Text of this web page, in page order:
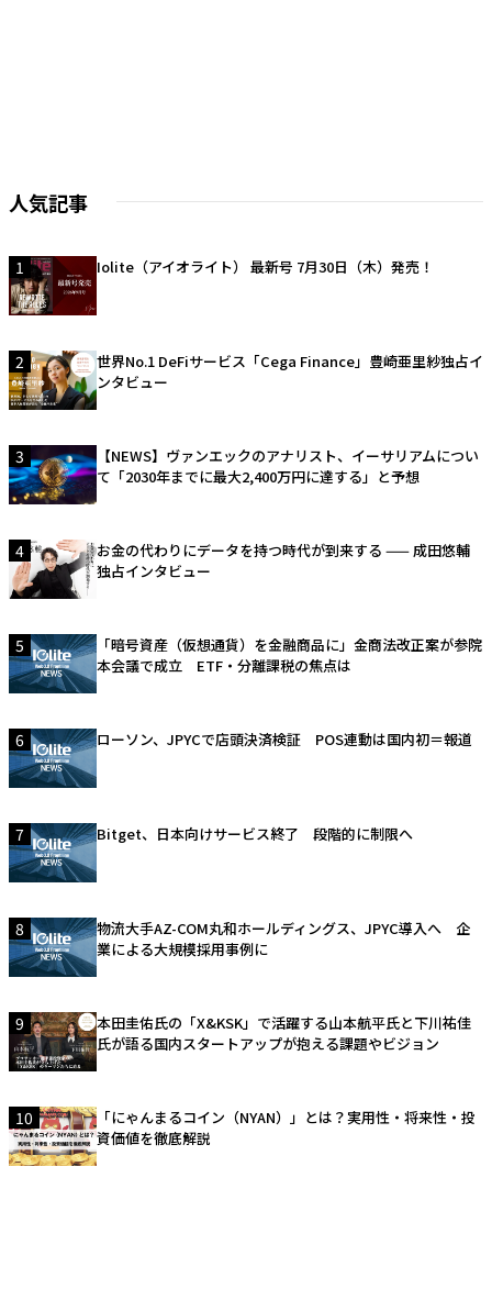
人気記事
1 Iolite（アイオライト） 最新号 7月30日（木）発売！
2
世界No.1 DeFiサービス「Cega Finance」豊崎亜里紗独占イ
ンタビュー
3
【NEWS】ヴァンエックのアナリスト、イーサリアムについ
て「2030年までに最大2,400万円に達する」と予想
4
お金の代わりにデータを持つ時代が到来する —— 成田悠輔
独占インタビュー
5
「暗号資産（仮想通貨）を金融商品に」金商法改正案が参院
本会議で成立 ETF・分離課税の焦点は
6 ローソン、JPYCで店頭決済検証 POS連動は国内初＝報道
7 Bitget、日本向けサービス終了 段階的に制限へ
8
物流大手AZ-COM丸和ホールディングス、JPYC導入へ 企
業による大規模採用事例に
9
本田圭佑氏の「X&KSK」で活躍する山本航平氏と下川祐佳
氏が語る国内スタートアップが抱える課題やビジョン
10
「にゃんまるコイン（NYAN）」とは？実用性・将来性・投
資価値を徹底解説